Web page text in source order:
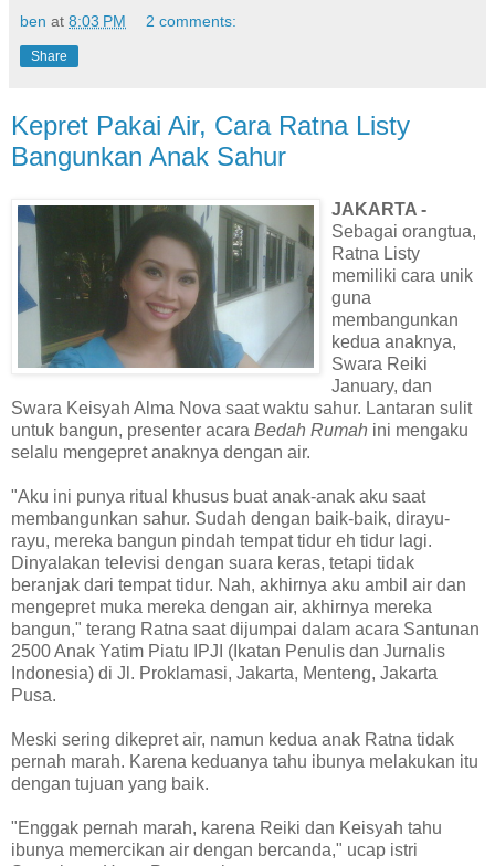
ben at 8:03 PM 2 comments:
Share
Kepret Pakai Air, Cara Ratna Listy
Bangunkan Anak Sahur
JAKARTA -
Sebagai orangtua,
Ratna Listy
memiliki cara unik
guna
membangunkan
kedua anaknya,
Swara Reiki
January, dan
Swara Keisyah Alma Nova saat waktu sahur. Lantaran sulit
untuk bangun, presenter acara Bedah Rumah ini mengaku
selalu mengepret anaknya dengan air.
"Aku ini punya ritual khusus buat anak-anak aku saat
membangunkan sahur. Sudah dengan baik-baik, dirayu-
rayu, mereka bangun pindah tempat tidur eh tidur lagi.
Dinyalakan televisi dengan suara keras, tetapi tidak
beranjak dari tempat tidur. Nah, akhirnya aku ambil air dan
mengepret muka mereka dengan air, akhirnya mereka
bangun," terang Ratna saat dijumpai dalam acara Santunan
2500 Anak Yatim Piatu IPJI (Ikatan Penulis dan Jurnalis
Indonesia) di Jl. Proklamasi, Jakarta, Menteng, Jakarta
Pusa.
Meski sering dikepret air, namun kedua anak Ratna tidak
pernah marah. Karena keduanya tahu ibunya melakukan itu
dengan tujuan yang baik.
"Enggak pernah marah, karena Reiki dan Keisyah tahu
ibunya memercikan air dengan bercanda," ucap istri